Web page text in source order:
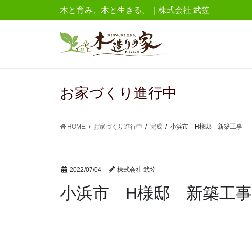
木と育み、木と生きる。｜株式会社 武笠
お家づくり進行中
HOME お家づくり進行中 完成 小浜市 H様邸 新築工事
2022/07/04 株式会社 武笠
小浜市 H様邸 新築工事